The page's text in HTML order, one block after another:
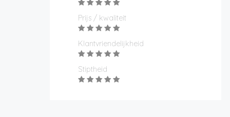
Prijs / kwaliteit
Klantvriendelijkheid
Stiptheid